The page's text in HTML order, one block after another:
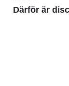
Därför är